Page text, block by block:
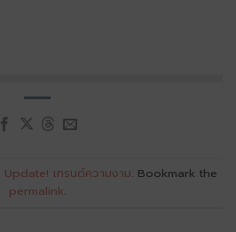
Update! เทรนด์ความงาม. Bookmark the
permalink.